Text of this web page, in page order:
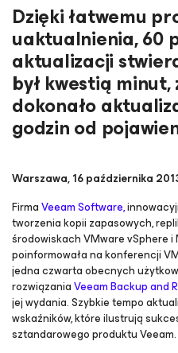
Dzięki łatwemu
uaktualnienia, 60
aktualizacji
był kwestią
dokonało
godzin od
Warszawa, 16 października
FirmaVeeam Software,
tworzenia kopii zapasowych,
środowiskach VMware vSphere i
poinformowała na konferencji
jedna czwarta obecnych
rozwiązaniaVeeam Backup and
jej wydania. Szybkie tempo
wskaźników, które ilustrują
sztandarowego produktu Veeam.